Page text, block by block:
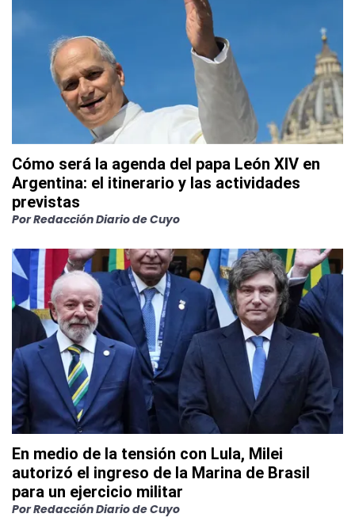
Cómo será la agenda del papa León XIV en
Argentina: el itinerario y las actividades
previstas
PorRedacción Diario de Cuyo
En medio de la tensión con Lula, Milei
autorizó el ingreso de la Marina de Brasil
para un ejercicio militar
PorRedacción Diario de Cuyo